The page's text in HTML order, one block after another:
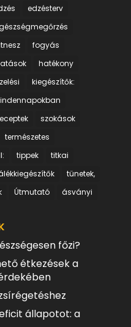
edzésterv
fogyás
hatékony
kiegészítők:
szokások
természetes
tippek
titkai
tünetek,
Útmutató
ásványi
főzi?
étkezések a
állapotot: a